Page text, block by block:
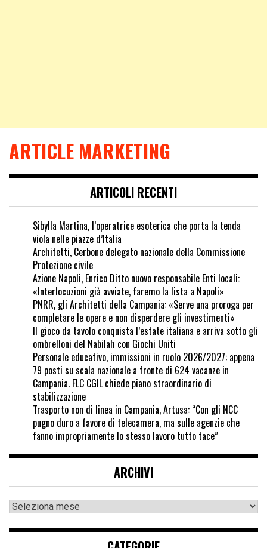
ARTICLE MARKETING
ARTICOLI RECENTI
Sibylla Martina, l’operatrice esoterica che porta la tenda
viola nelle piazze d’Italia
Architetti, Cerbone delegato nazionale della Commissione
Protezione civile
Azione Napoli, Enrico Ditto nuovo responsabile Enti locali:
«Interlocuzioni già avviate, faremo la lista a Napoli»
PNRR, gli Architetti della Campania: «Serve una proroga per
completare le opere e non disperdere gli investimenti»
Il gioco da tavolo conquista l’estate italiana e arriva sotto gli
ombrelloni del Nabilah con Giochi Uniti
Personale educativo, immissioni in ruolo 2026/2027: appena
79 posti su scala nazionale a fronte di 624 vacanze in
Campania. FLC CGIL chiede piano straordinario di
stabilizzazione
Trasporto non di linea in Campania, Artusa: “Con gli NCC
pugno duro a favore di telecamera, ma sulle agenzie che
fanno impropriamente lo stesso lavoro tutto tace”
ARCHIVI